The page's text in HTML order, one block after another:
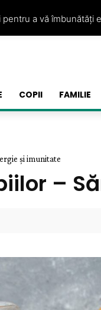
COPII FAMILIE
și imunitate
–
a vă îmbunătăți